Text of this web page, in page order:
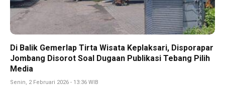
Di Balik Gemerlap Tirta Wisata Keplaksari, Disporapar
Jombang Disorot Soal Dugaan Publikasi Tebang Pilih
Media
Senin, 2 Februari 2026 - 13:36 WIB